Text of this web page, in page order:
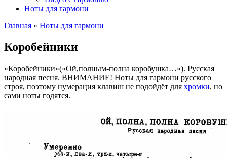
Ноты для гармони
Главная » Ноты для гармони
Коробейники
«Коробейники»(«Ой,полным-полна коробушка…»). Русская
народная песня. ВНИМАНИЕ! Ноты для гармони русского
строя, поэтому нумерация клавиш не подойдёт для хромки, но
сами ноты годятся.